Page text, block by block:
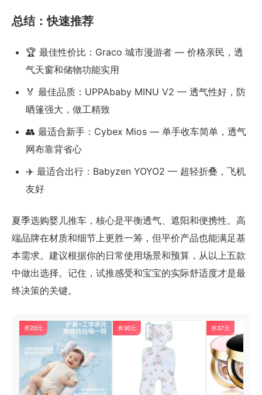
总结：快速推荐
🏆 最佳性价比：Graco 城市漫游者 — 价格亲民，透
气天窗和储物功能实用
🏅 最佳品质：UPPAbaby MINU V2 — 透气性好，防
晒篷强大，做工精致
👥 最适合新手：Cybex Mios — 单手收车简单，透气
网布靠背省心
✈️ 最适合出行：Babyzen YOYO2 — 超轻折叠，飞机
友好
夏季选购婴儿推车，核心是平衡透气、遮阳和便携性。高
端品牌在材质和细节上更胜一筹，但平价产品也能满足基
本需求。建议根据你的日常使用场景和预算，从以上五款
中做出选择。记住，试推感受和宝宝的实际舒适度才是最
终决策的关键。
券20元 券30元 券37元